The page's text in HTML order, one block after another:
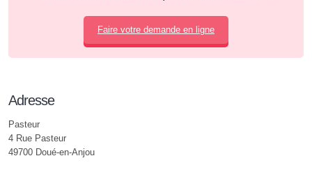
Faire votre demande en ligne
Adresse
Pasteur
4 Rue Pasteur
49700 Doué-en-Anjou